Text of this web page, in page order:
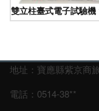
雙立柱臺式電子試驗
地址：寶應縣紫京商
電話：0514-38**